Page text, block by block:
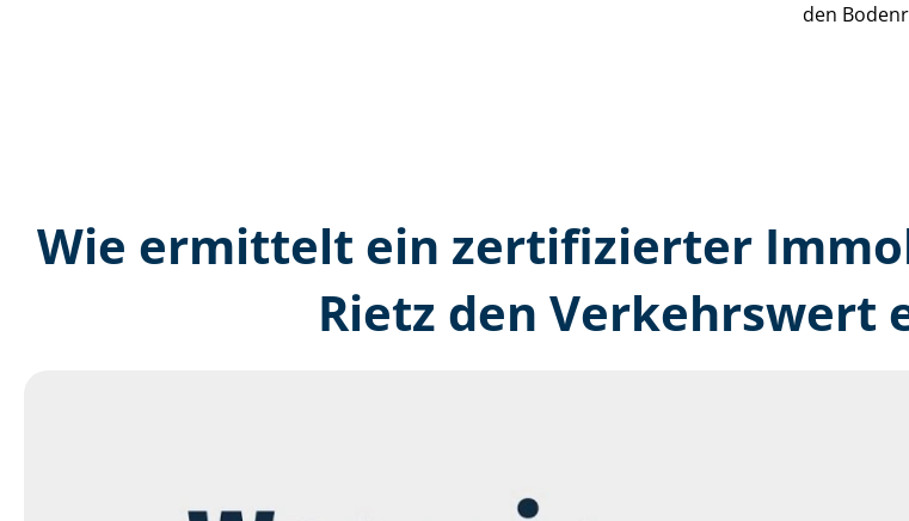
den
Wie ermittelt ein zertifizierter
Rietz den Verkehrswert